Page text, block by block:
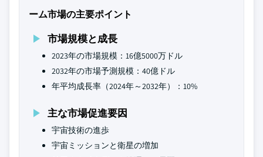
ーム市場の主要ポイント
市場規模と成長
2023年の市場規模：16億5000万ドル
2032年の市場予測規模：40億ドル
年平均成長率（2024年～2032年）：10%
主な市場促進要因
宇宙技術の進歩
宇宙ミッションと衛星の増加